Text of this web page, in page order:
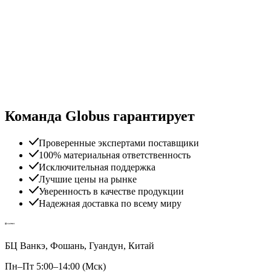
Команда Globus гарантирует
Проверенные экспертами поставщики
100% материальная ответственность
Исключительная поддержка
Лучшие цены на рынке
Уверенность в качестве продукции
Надежная доставка по всему миру
БЦ Ванкэ, Фошань, Гуандун, Китай
Пн–Пт 5:00–14:00 (Мск)